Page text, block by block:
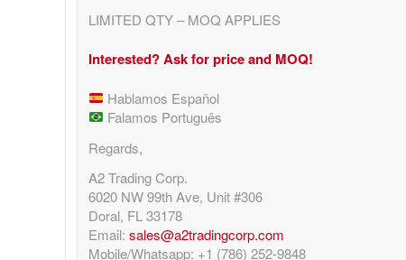
LIMITED QTY – MOQ APPLIES
Interested? Ask for price and MOQ!
Hablamos Español
Falamos Português
Regards,
A2 Trading Corp.
6020 NW 99th Ave, Unit #306
Doral, FL 33178
Email: sales@a2tradingcorp.com
Mobile/Whatsapp: +1 (786) 252-9848